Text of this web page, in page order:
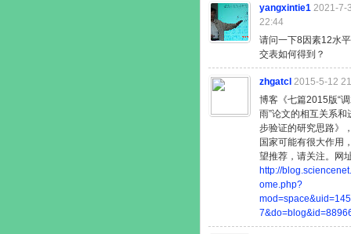
yangxintie1 2021-7-
22:44
请问一下8因素12水
交表如何得到？
zhgatcl 2015-5-12
博客《七篇2015版“
雨”论文的相互关系和
步验证的研究思路》
国家可能有很大作用
望推荐，请关注。网
http://
ome.php?